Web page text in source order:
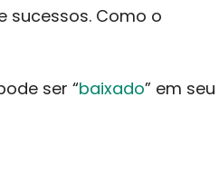
sucessos. Como o
ser “baixado” em seu